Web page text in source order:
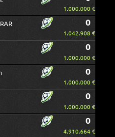
1.000.000 €
0
1.042.908 €
0
1.000.000 €
0
1.000.000 €
0
1.000.000 €
0
4.910.664 €